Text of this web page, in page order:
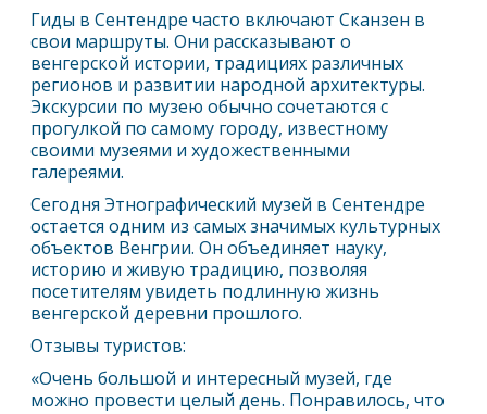
Гиды вСентендре часто включают Сканзен в
свои маршруты. Они рассказывают о
венгерской истории, традициях различных
регионов и развитии народной архитектуры.
Экскурсии по музею обычно сочетаются с
прогулкой по самому городу, известному
своими музеями и художественными
галереями.
Сегодня Этнографический музей вСентендре
остается одним из самых значимых культурных
объектов Венгрии. Он объединяет науку,
историю и живую традицию, позволяя
посетителям увидеть подлинную жизнь
венгерской деревни прошлого.
Отзывы туристов:
«Очень большой и интересный музей, где
можно провести целый день. Понравилось, что